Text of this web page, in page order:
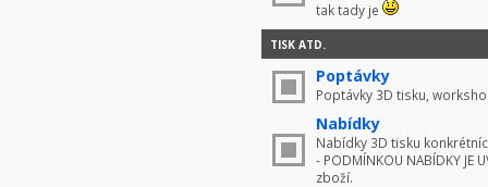
tak tady je
TISK ATD.
Poptávky
Poptávky 3D tisku,
Nabídky
Nabídky 3D tisku
- PODMÍNKOU NABÍDKY JE
zboží.